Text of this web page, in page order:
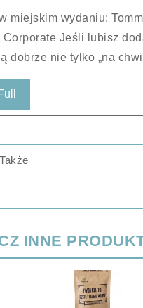
Cap
Corporate Jeśli lubisz
dobrze nie tylko „na
Full
INNE